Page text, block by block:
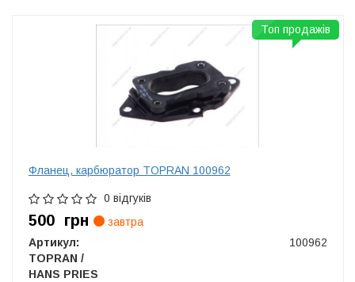
Фланец, карбюратор TOPRAN 100962
0 відгуків
500 грн
завтра
Артикул:
100962
TOPRAN /
HANS PRIES
Топ продажів